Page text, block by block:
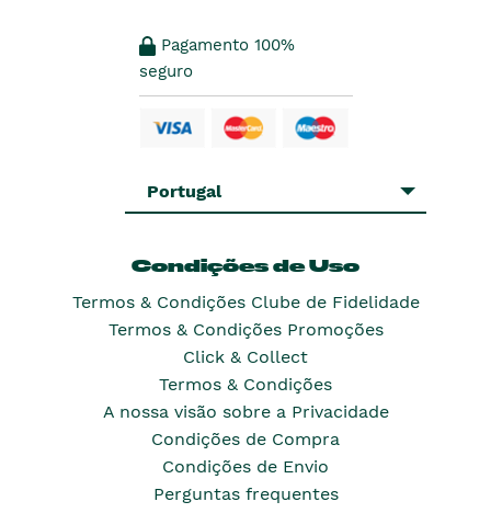
Pagamento 100%
seguro
Portugal
Condições de Uso
Termos & Condições Clube de Fidelidade
Termos & Condições Promoções
Click & Collect
Termos & Condições
A nossa visão sobre a Privacidade
Condições de Compra
Condições de Envio
Perguntas frequentes